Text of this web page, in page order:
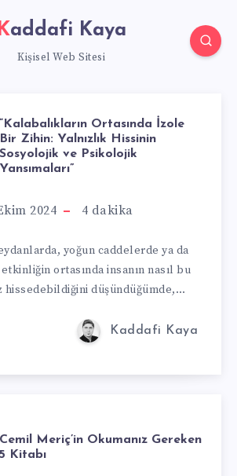
Kaddafi Kaya
Kişisel Web Sitesi
“Kalabalıkların Ortasında İzole
Bir Zihin: Yalnızlık Hissinin
Sosyolojik ve Psikolojik
Yansımaları”
2024 4 dakika
yoğun caddelerde ya da
ortasında insanın nasıl bu
hissedebildiğini düşündüğümde,…
Kaddafi Kaya
Cemil Meriç’in Okumanız Gereken
5 Kitabı